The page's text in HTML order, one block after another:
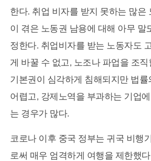
한다. 취업 비자를 받지 못하는 많은
이 겪은 노동권 남용에 대해 아무 말
정한다. 취업비자를 받는 노동자도
게 바꿀 수 없고, 노조나 파업을 조
기본권이 심각하게 침해되지만 법률
어렵고, 강제노역을 부과하는 기업
는 경우가 많다.
코로나 이후 중국 정부는 귀국 비행
로써 매우 엄격하게 여행을 제한했